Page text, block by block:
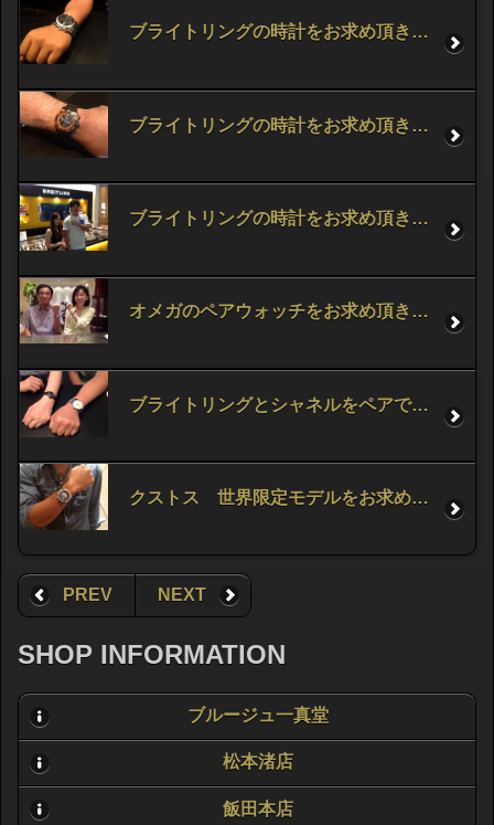
ブライトリングの時計をお求め頂きました！
ブライトリングの時計をお求め頂きました！
ブライトリングの時計をお求め頂きました！
オメガのペアウォッチをお求め頂きました！
ブライトリングとシャネルをペアでお求めいただきました！
クストス 世界限定モデルをお求め頂きました！
PREV NEXT
SHOP INFORMATION
ブルージュ一真堂
松本渚店
飯田本店